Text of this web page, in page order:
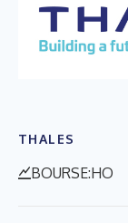
THALES
BOURSE:HO